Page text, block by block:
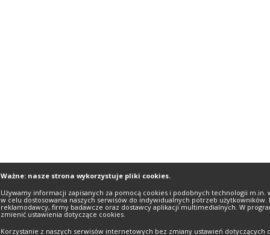
Ważne: nasze strona wykorzystuje pliki cookies.
Używamy informacji zapisanych za pomocą cookies i podobnych technologii
w celu dostosowania naszych serwisów do indywidualnych potrzeb użytkowników.
reklamodawcy, firmy badawcze oraz dostawcy aplikacji multimedialnych. W
zmienić ustawienia dotyczące cookies.
Korzystanie z naszych serwisów internetowych bez zmiany ustawień dotyczących